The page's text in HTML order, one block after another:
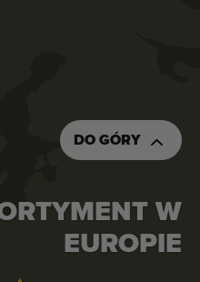
DO GÓRY
W
EUROPIE